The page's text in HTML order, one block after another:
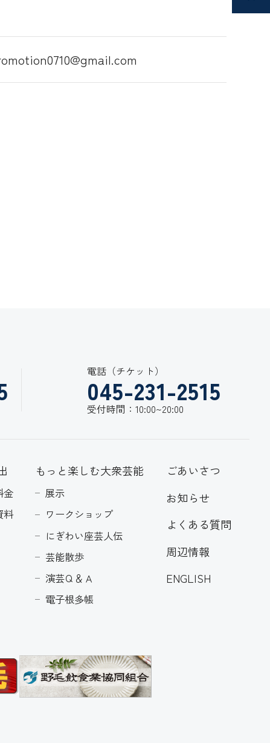
電話（チケット）
045-231-2515
受付時間：10:00~20:00
金
料
もっと楽しむ大衆芸能
展示
ワークショップ
にぎわい座芸人伝
芸能散歩
演芸Ｑ＆Ａ
電子根多帳
ごあいさつ
お知らせ
よくある質問
周辺情報
ENGLISH